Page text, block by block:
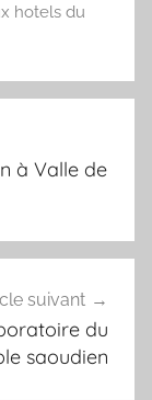
hotels du
à Valle de
suivant
du
saoudien